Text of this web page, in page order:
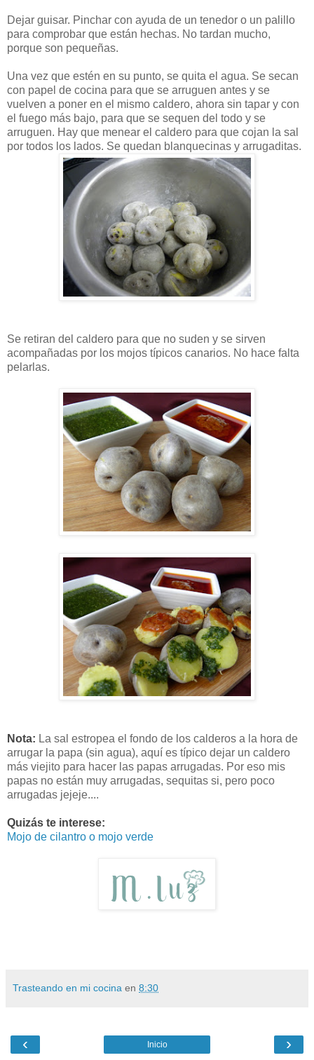
Dejar guisar. Pinchar con ayuda de un tenedor o un palillo
para comprobar que están hechas. No tardan mucho,
porque son pequeñas.
Una vez que estén en su punto, se quita el agua. Se secan
con papel de cocina para que se arruguen antes y se
vuelven a poner en el mismo caldero, ahora sin tapar y con
el fuego más bajo, para que se sequen del todo y se
arruguen. Hay que menear el caldero para que cojan la sal
por todos los lados. Se quedan blanquecinas y arrugaditas.
Se retiran del caldero para que no suden y se sirven
acompañadas por los mojos típicos canarios. No hace falta
pelarlas.
Nota: La sal estropea el fondo de los calderos a la hora de
arrugar la papa (sin agua), aquí es típico dejar un caldero
más viejito para hacer las papas arrugadas. Por eso mis
papas no están muy arrugadas, sequitas si, pero poco
arrugadas jejeje....
Quizás te interese:
Mojo de cilantro o mojo verde
Trasteando en mi cocina en 8:30
‹ ›
Inicio